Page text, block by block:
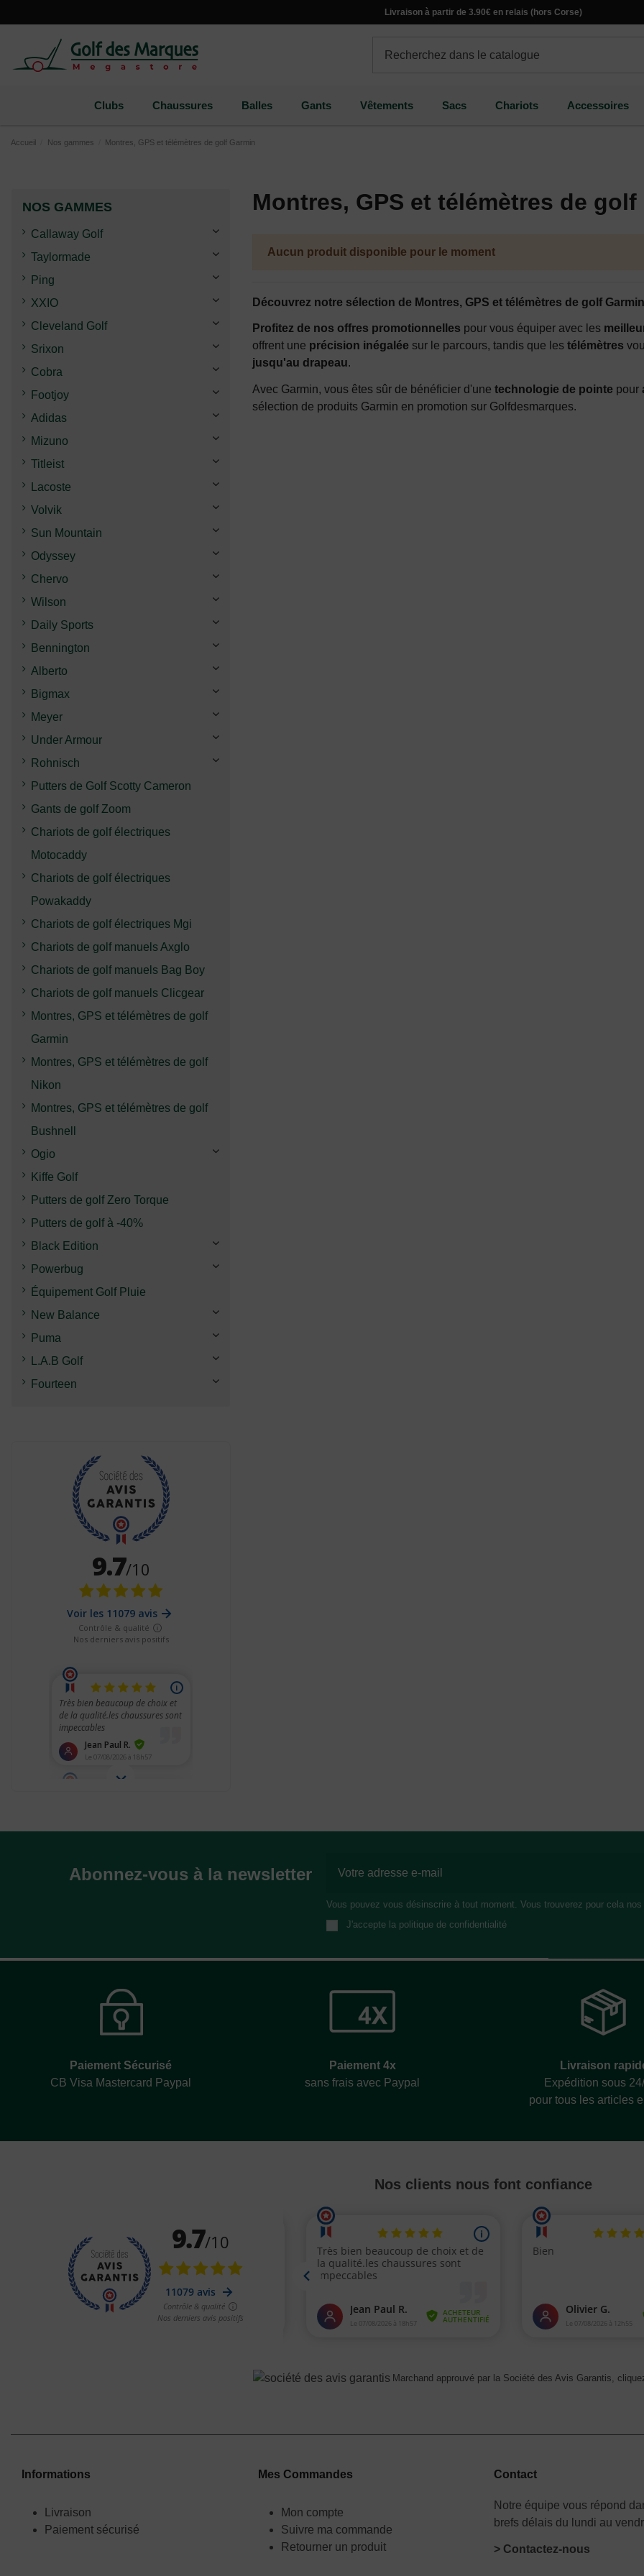
Livraison à partir de 3.90€ en relais (hors Corse)
Clubs Chaussures Balles Gants Vêtements Sacs Chariots Accessoires
Accueil Nos gammes Montres, GPS et télémètres de golf Garmin
Montres, GPS et télémètres de golf
Aucun produit disponible pour le moment
Découvrez notre sélection de Montres, GPS et télémètres de golf
Profitez de nos offres promotionnelles pour vous équiper avec les
offrent une précision inégalée sur le parcours, tandis que les télémètres
jusqu'au drapeau.
Avec Garmin, vous êtes sûr de bénéficier d'une technologie de pointe pour
sélection de produits Garmin en promotion sur Golfdesmarques.
NOS GAMMES
Callaway Golf
Taylormade
Ping
XXIO
Cleveland Golf
Srixon
Cobra
Footjoy
Adidas
Mizuno
Titleist
Lacoste
Volvik
Sun Mountain
Odyssey
Chervo
Wilson
Daily Sports
Bennington
Alberto
Bigmax
Meyer
Under Armour
Rohnisch
Putters de Golf Scotty Cameron
Gants de golf Zoom
Chariots de golf électriques
Motocaddy
Chariots de golf électriques
Powakaddy
Chariots de golf électriques Mgi
Chariots de golf manuels Axglo
Chariots de golf manuels Bag Boy
Chariots de golf manuels Clicgear
Montres, GPS et télémètres de golf
Garmin
Montres, GPS et télémètres de golf
Nikon
Montres, GPS et télémètres de golf
Bushnell
Ogio
Kiffe Golf
Putters de golf Zero Torque
Putters de golf à -40%
Black Edition
Powerbug
Équipement Golf Pluie
New Balance
Puma
L.A.B Golf
Fourteen
Abonnez-vous à la newsletter
Vous pouvez vous désinscrire à tout moment. Vous trouverez pour cela
J'accepte la politique de confidentialité
Paiement Sécurisé
CB Visa Mastercard Paypal
Paiement 4x
sans frais avec Paypal
Livraison
Expédition sous
pour tous les articles
Nos clients nous font confiance
Marchand approuvé par la Société des Avis Garantis,
Informations
Livraison
Paiement sécurisé
Mes Commandes
Mon compte
Suivre ma commande
Retourner un produit
Contact
Notre équipe vous répond
brefs délais du lundi au
> Contactez-nous